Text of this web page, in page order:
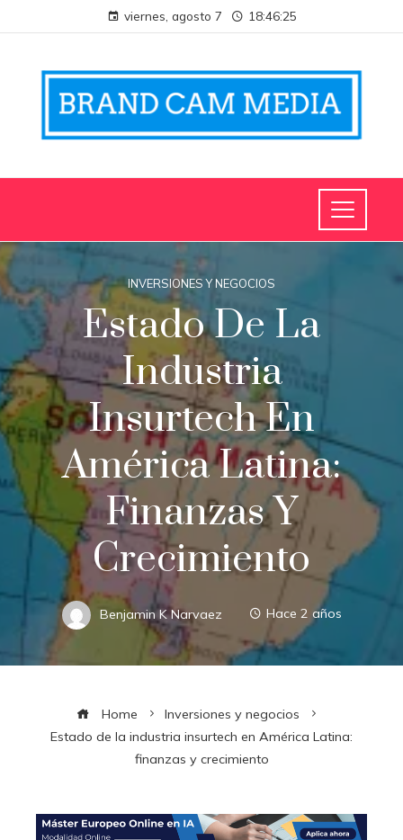
viernes, agosto 7 18:46:25
INVERSIONES Y NEGOCIOS
Estado De La
Industria
Insurtech En
América Latina:
Finanzas Y
Crecimiento
Benjamin K Narvaez Hace 2 años
Home
Inversiones y negocios
Estado de la industria insurtech en América Latina:
finanzas y crecimiento